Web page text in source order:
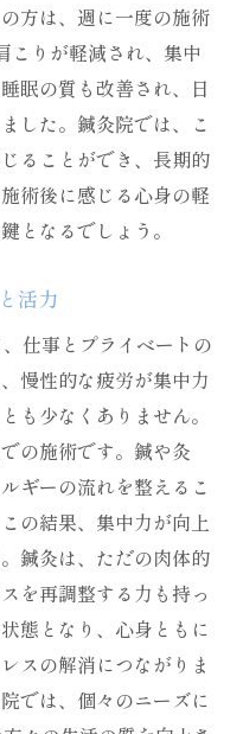
方は、週に一度の施術
こりが軽減され、集中
眠の質も改善され、日
した。鍼灸院では、こ
ることができ、長期的
術後に感じる心身の軽
となるでしょう。
活力
仕事とプライベートの
慢性的な疲労が集中力
も少なくありません。
の施術です。鍼や灸
ギーの流れを整えるこ
の結果、集中力が向上
鍼灸は、ただの肉体的
を再調整する力も持っ
態となり、心身ともに
スの解消につながりま
では、個々のニーズに